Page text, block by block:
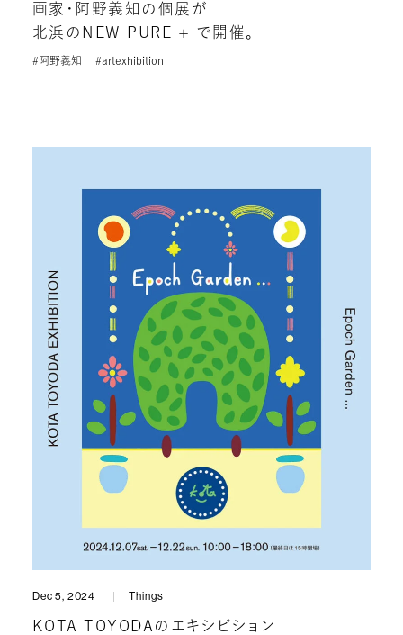
画家・阿野義知の個展が
北浜のNEW PURE + で開催。
#阿野義知 #artexhibition
Dec 5, 2024 Things
KOTA TOYODAのエキシビション